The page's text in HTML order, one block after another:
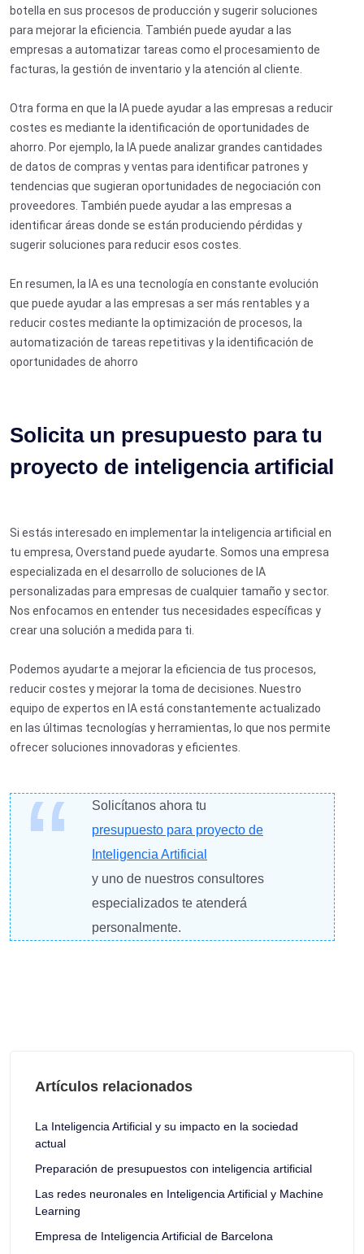
botella en sus procesos de producción y sugerir soluciones
para mejorar la eficiencia. También puede ayudar a las
empresas a automatizar tareas como el procesamiento de
facturas, la gestión de inventario y la atención al cliente.
Otra forma en que la IA puede ayudar a las empresas a reducir
costes es mediante la identificación de oportunidades de
ahorro. Por ejemplo, la IA puede analizar grandes cantidades
de datos de compras y ventas para identificar patrones y
tendencias que sugieran oportunidades de negociación con
proveedores. También puede ayudar a las empresas a
identificar áreas donde se están produciendo pérdidas y
sugerir soluciones para reducir esos costes.
En resumen, la IA es una tecnología en constante evolución
que puede ayudar a las empresas a ser más rentables y a
reducir costes mediante la optimización de procesos, la
automatización de tareas repetitivas y la identificación de
oportunidades de ahorro
Solicita un presupuesto para tu
proyecto de inteligencia artificial
Si estás interesado en implementar la inteligencia artificial en
tu empresa, Overstand puede ayudarte. Somos una empresa
especializada en el desarrollo de soluciones de IA
personalizadas para empresas de cualquier tamaño y sector.
Nos enfocamos en entender tus necesidades específicas y
crear una solución a medida para ti.
Podemos ayudarte a mejorar la eficiencia de tus procesos,
reducir costes y mejorar la toma de decisiones. Nuestro
equipo de expertos en IA está constantemente actualizado
en las últimas tecnologías y herramientas, lo que nos permite
ofrecer soluciones innovadoras y eficientes.
Solicítanos ahora tu
presupuesto para proyecto de
Inteligencia Artificial
y uno de nuestros consultores
especializados te atenderá
personalmente.
Artículos relacionados
La Inteligencia Artificial y su impacto en la sociedad
actual
Preparación de presupuestos con inteligencia artificial
Las redes neuronales en Inteligencia Artificial y Machine
Learning
Empresa de Inteligencia Artificial de Barcelona